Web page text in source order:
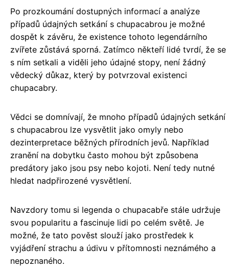
Po prozkoumání dostupných informací a analýze
případů údajných setkání s chupacabrou je možné
dospět k závěru, že existence tohoto legendárního
zvířete zůstává sporná. Zatímco někteří lidé tvrdí, že se
s ním setkali a viděli jeho údajné stopy, není žádný
vědecký důkaz, který by potvrzoval existenci
chupacabry.
Vědci se domnívají, že mnoho případů údajných setkání
s chupacabrou lze vysvětlit jako omyly nebo
dezinterpretace běžných přírodních jevů. Například
zranění na dobytku často mohou být způsobena
predátory jako jsou psy nebo kojoti. Není tedy nutné
hledat nadpřirozené vysvětlení.
Navzdory tomu si legenda o chupacabře stále udržuje
svou popularitu a fascinuje lidi po celém světě. Je
možné, že tato pověst slouží jako prostředek k
vyjádření strachu a údivu v přítomnosti neznámého a
nepoznaného.